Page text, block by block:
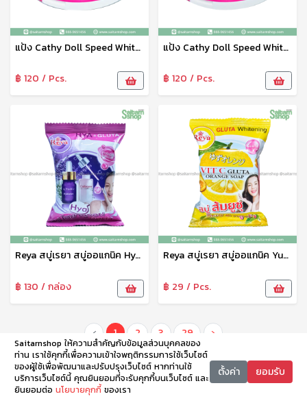
แป้ง Cathy Doll Speed White CC Powder Pact SPF40 PA+++ เบอร์ 02
฿ 120 / Pcs.
แป้ง Cathy Doll Speed White CC Powder Pact SPF40 PA+++ เบอร์ 01
฿ 120 / Pcs.
Reya สบู่เรยา สบู่ออแกนิค Hyaluron Gluta Soap สูตรไฮยาลูรอน กลูต้า 70 g
฿ 130 / กล่อง
Reya สบู่เรยา สบู่ออแกนิค Yusu Vit C Gluta Orange Soap สูตรส้มยูซุ วิตซี&กลูต้า 70 g
฿ 29 / Pcs.
‹ 1 2 3 29 ›
Saitarnshop ให้ความสำคัญกับข้อมูลส่วนบุคคลของ
ท่าน เราใช้คุกกี้เพื่อความเข้าใจพฤติกรรมการใช้เว็บไซต์
ของผู้ใช้เพื่อพัฒนาและปรับปรุงเว็บไซต์ หากท่านใช้
บริการเว็บไซต์นี้ คุณยินยอมที่จะรับคุกกี้บนเว็บไซต์ และ
ยินยอมต่อ นโยบายคุกกี้ ของเรา
ตั้งค่า ยอมรับ